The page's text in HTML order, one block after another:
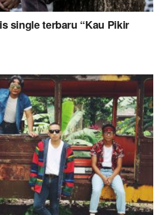
single terbaru “Kau Pikir